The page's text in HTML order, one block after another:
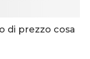
di prezzo cosa